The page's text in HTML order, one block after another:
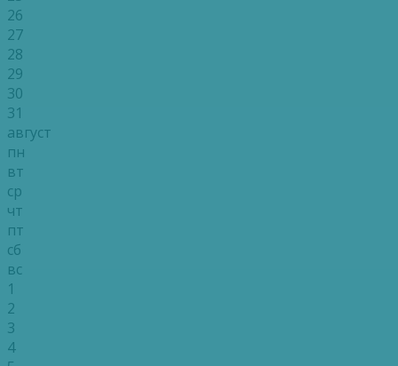
26
27
28
29
30
31
август
пн
вт
ср
чт
пт
сб
вс
1
2
3
4